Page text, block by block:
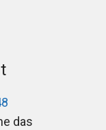
das